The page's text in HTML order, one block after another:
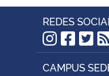
REDES
CAMPUS